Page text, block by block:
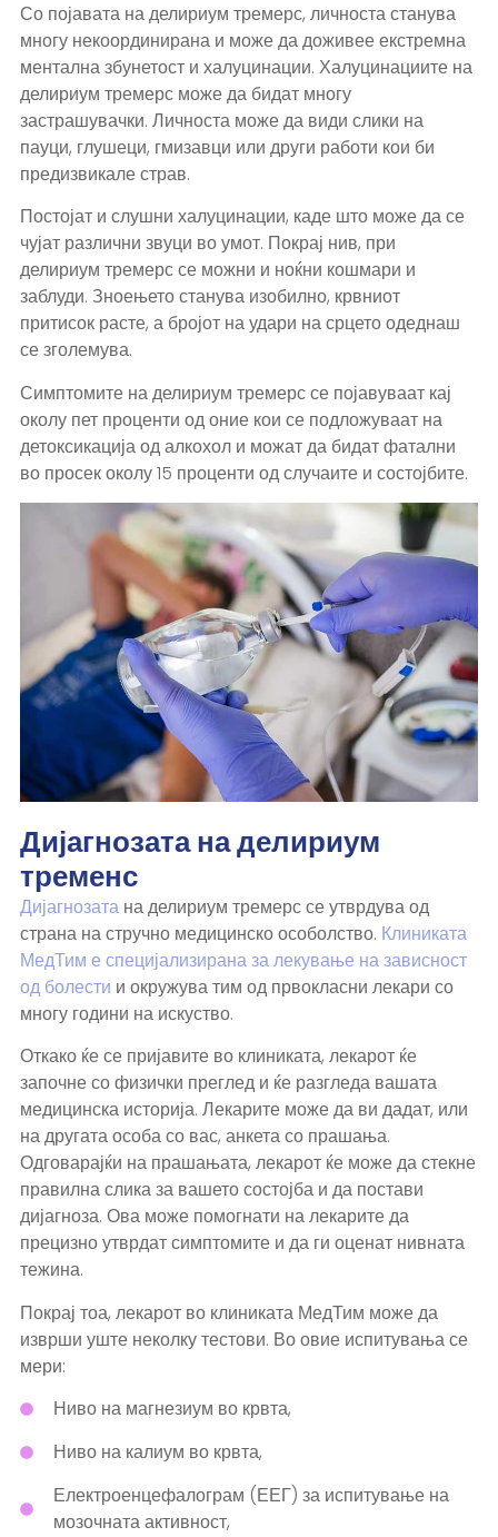
Со појавата на делириум тремерс, личноста станува
многу некоординирана и може да доживее екстремна
ментална збунетост и халуцинации. Халуцинациите на
делириум тремерс може да бидат многу
застрашувачки. Личноста може да види слики на
пауци, глушеци, гмизавци или други работи кои би
предизвикале страв.
Постојат и слушни халуцинации, каде што може да се
чујат различни звуци во умот. Покрај нив, при
делириум тремерс се можни и ноќни кошмари и
заблуди. Зноењето станува изобилно, крвниот
притисок расте, а бројот на удари на срцето одеднаш
се зголемува.
Симптомите на делириум тремерс се појавуваат кај
околу пет проценти од оние кои се подложуваат на
детоксикација од алкохол и можат да бидат фатални
во просек околу 15 проценти од случаите и состојбите.
Дијагнозата на делириум
тременс
Дијагнозатана делириум тремерс се утврдува од
страна на стручно медицинско особолство. Клиниката
МедТим е специјализирана за лекување на зависност
од болести и окружува тим од првокласни лекари со
многу години на искуство.
Откако ќе се пријавите во клиниката, лекарот ќе
започне со физички преглед и ќе разгледа вашата
медицинска историја. Лекарите може да ви дадат, или
на другата особа со вас, анкета со прашања.
Одговарајќи на прашањата, лекарот ќе може да стекне
правилна слика за вашето состојба и да постави
дијагноза. Ова може помогнати на лекарите да
прецизно утврдат симптомите и да ги оценат нивната
тежина.
Покрај тоа, лекарот во клиниката МедТим може да
изврши уште неколку тестови. Во овие испитувања се
мери:
Ниво на магнезиум во крвта,
Ниво на калиум во крвта,
Електроенцефалограм (ЕЕГ) за испитување на
мозочната активност,